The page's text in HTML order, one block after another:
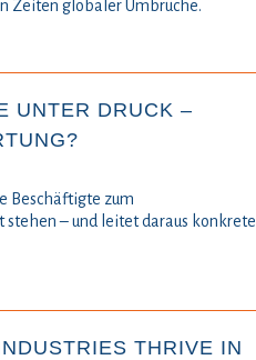
Zeiten globaler Umbrüche.
UNTER DRUCK –
Beschäftigte zum
– und leitet daraus konkrete
THRIVE IN